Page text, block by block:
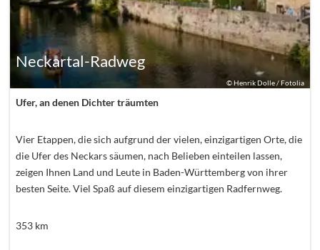
©Henrik Dolle / Fotolia
Neckartal-Radweg
Ufer, an denen Dichter träumten
Vier Etappen, die sich aufgrund der vielen, einzigartigen Orte, die
die Ufer des Neckars säumen, nach Belieben einteilen lassen,
zeigen Ihnen Land und Leute in Baden-Württemberg von ihrer
besten Seite. Viel Spaß auf diesem einzigartigen Radfernweg.
353km